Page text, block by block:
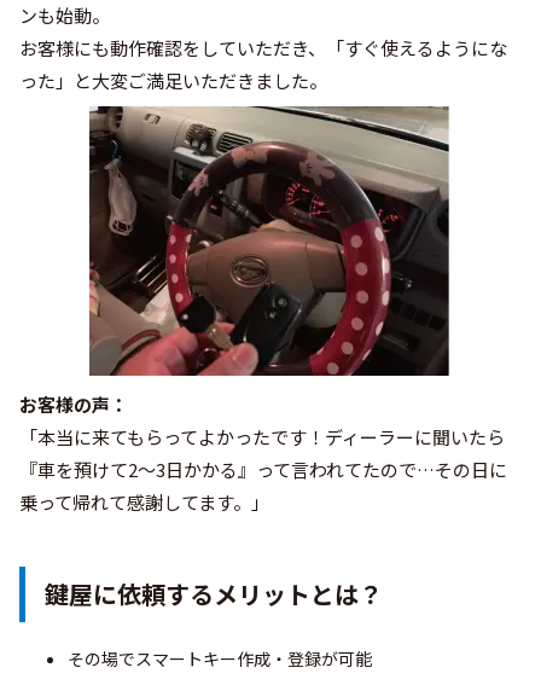
ンも始動。
お客様にも動作確認をしていただき、「すぐ使えるようにな
った」と大変ご満足いただきました。
お客様の声：
「本当に来てもらってよかったです！ディーラーに聞いたら
『車を預けて2〜3日かかる』って言われてたので…その日に
乗って帰れて感謝してます。」
鍵屋に依頼するメリットとは？
その場でスマートキー作成・登録が可能